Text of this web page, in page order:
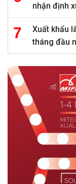
nhận định
Xuất khẩu
tháng đầu